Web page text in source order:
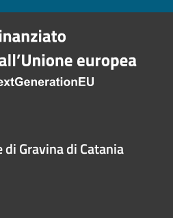
di Gravina di Catania